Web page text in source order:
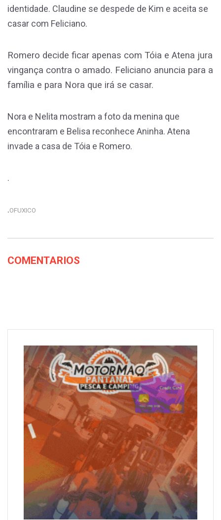
identidade. Claudine se despede de Kim e aceita se
casar com Feliciano.
Romero decide ficar apenas com Tóia e Atena jura
vingança contra o amado. Feliciano anuncia para a
família e para Nora que irá se casar.
Nora e Nelita mostram a foto da menina que
encontraram e Belisa reconhece Aninha. Atena
invade a casa de Tóia e Romero.
.
.OFUXICO
COMENTARIOS